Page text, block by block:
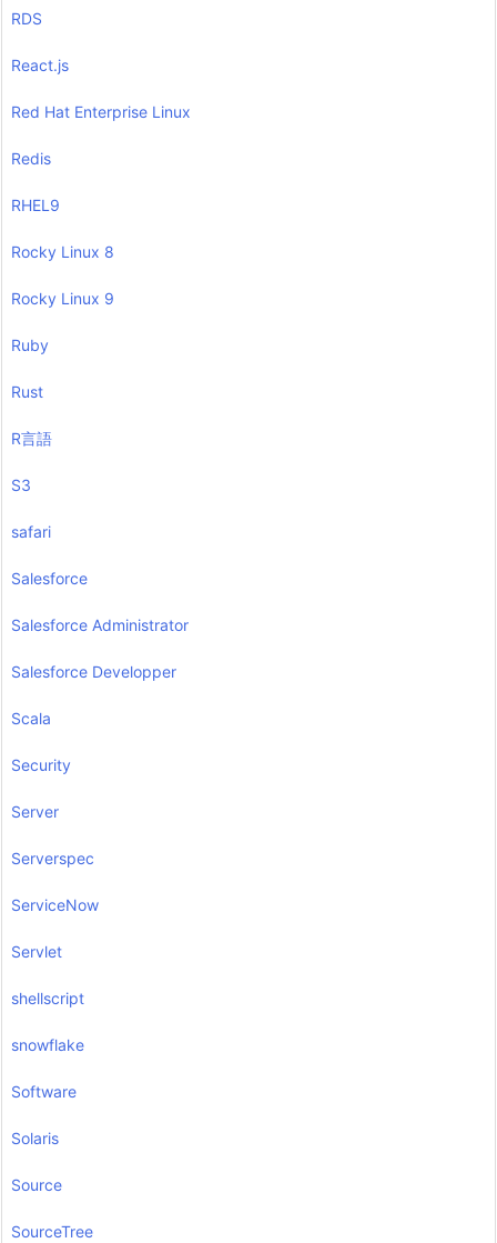
RDS
React.js
Red Hat Enterprise Linux
Redis
RHEL9
Rocky Linux 8
Rocky Linux 9
Ruby
Rust
R言語
S3
safari
Salesforce
Salesforce Administrator
Salesforce Developper
Scala
Security
Server
Serverspec
ServiceNow
Servlet
shellscript
snowflake
Software
Solaris
Source
SourceTree